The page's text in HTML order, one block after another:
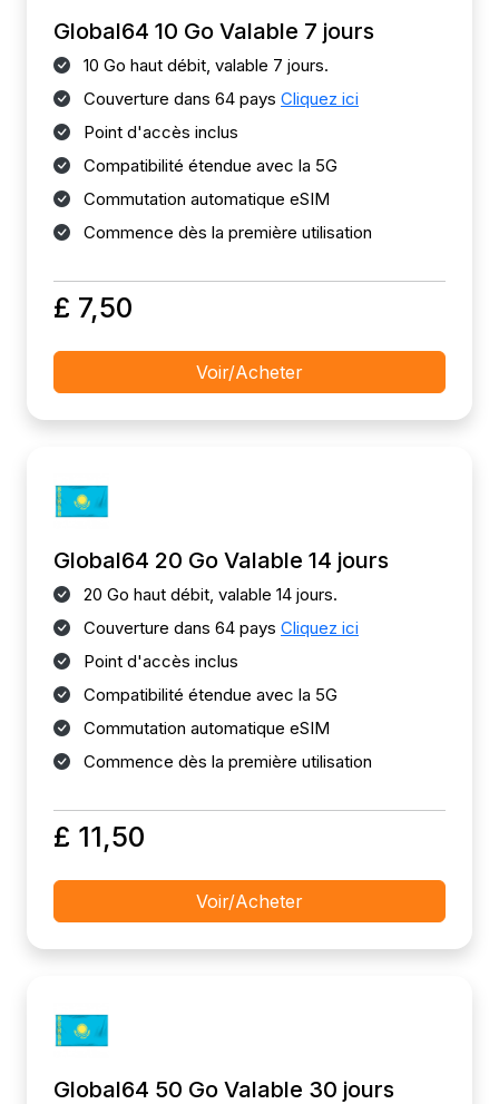
Global64 10 Go Valable 7 jours
10 Go haut débit, valable 7 jours.
Couverture dans 64 pays Cliquez ici
Point d'accès inclus
Compatibilité étendue avec la 5G
Commutation automatique eSIM
Commence dès la première utilisation
£ 7,50
Voir/Acheter
Global64 20 Go Valable 14 jours
20 Go haut débit, valable 14 jours.
Couverture dans 64 pays Cliquez ici
Point d'accès inclus
Compatibilité étendue avec la 5G
Commutation automatique eSIM
Commence dès la première utilisation
£ 11,50
Voir/Acheter
Global64 50 Go Valable 30 jours